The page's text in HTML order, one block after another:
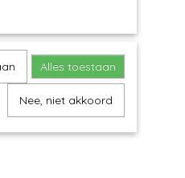
Alles toestaan
Nee, niet akkoord